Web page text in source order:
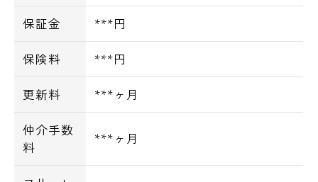
保証金 ***円
保険料 ***円
更新料 ***ヶ月
仲介手数
料
***ヶ月